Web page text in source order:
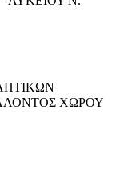
ΧΩΡΟΥ